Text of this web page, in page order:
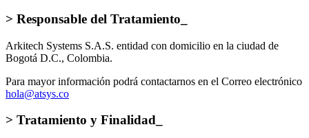
a los mismos.
> Responsable del Tratamiento_
Bogotá D.C., Colombia.
hola@atsys.co